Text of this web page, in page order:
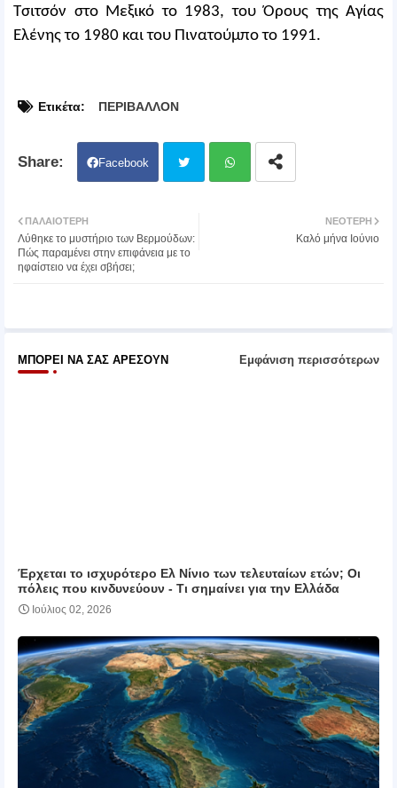
Τσιτσόν στο Μεξικό το 1983, του Όρους της Αγίας
Ελένης το 1980 και του Πινατούμπο το 1991.
Ετικέτα: ΠΕΡΙΒΑΛΛΟΝ
Facebook
ter
ΝΕΌΤΕΡΗ
Καλό μήνα Ιούνιο
ΠΑΛΑΙΌΤΕΡΗ
Λύθηκε το μυστήριο των Βερμούδων:
Πώς παραμένει στην επιφάνεια με το
ηφαίστειο να έχει σβήσει;
ΜΠΟΡΕΊ ΝΑ ΣΑΣ ΑΡΈΣΟΥΝ Εμφάνιση περισσότερων
Έρχεται το ισχυρότερο Ελ Νίνιο των τελευταίων ετών; Οι
πόλεις που κινδυνεύουν ‑ Τι σημαίνει για την Ελλάδα
Ιούλιος 02, 2026